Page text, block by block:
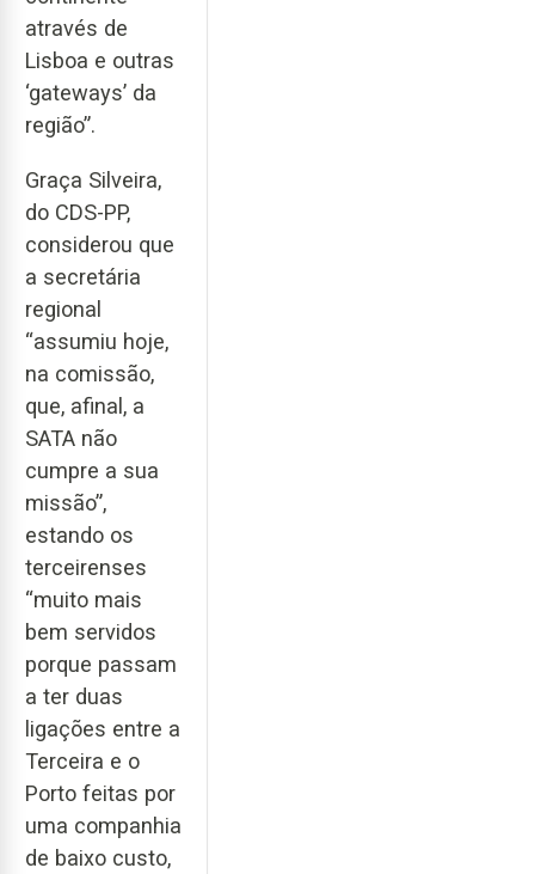
através de
Lisboa e outras
‘gateways’ da
região”.
Graça Silveira,
do CDS-PP,
considerou que
a secretária
regional
“assumiu hoje,
na comissão,
que, afinal, a
SATA não
cumpre a sua
missão”,
estando os
terceirenses
“muito mais
bem servidos
porque passam
a ter duas
ligações entre a
Terceira e o
Porto feitas por
uma companhia
de baixo custo,